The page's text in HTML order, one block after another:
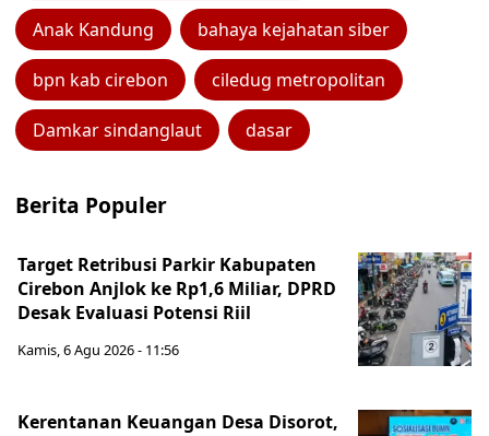
Anak Kandung bahaya kejahatan siber
bpn kab cirebon ciledug metropolitan
Damkar sindanglaut dasar
Berita Populer
Target Retribusi Parkir Kabupaten
Cirebon Anjlok ke Rp1,6 Miliar, DPRD
Desak Evaluasi Potensi Riil
Kamis, 6 Agu 2026 - 11:56
Kerentanan Keuangan Desa Disorot,